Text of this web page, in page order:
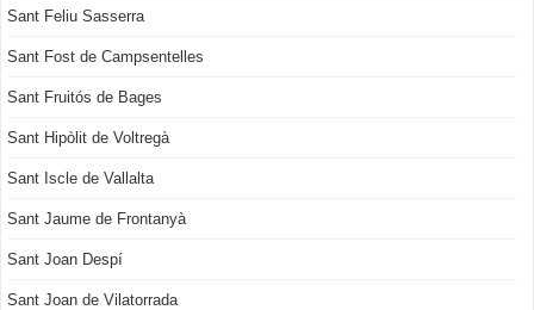
Sant Feliu Sasserra
Sant Fost de Campsentelles
Sant Fruitós de Bages
Sant Hipòlit de Voltregà
Sant Iscle de Vallalta
Sant Jaume de Frontanyà
Sant Joan Despí
Sant Joan de Vilatorrada